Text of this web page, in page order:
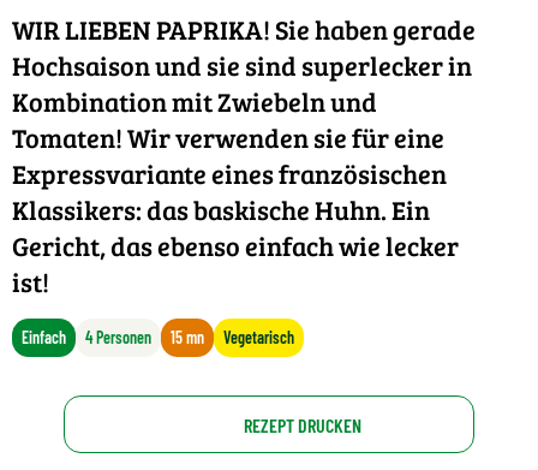
WIR LIEBEN PAPRIKA! Sie haben gerade
Hochsaison und sie sind superlecker in
Kombination mit Zwiebeln und
Tomaten! Wir verwenden sie für eine
Expressvariante eines französischen
Klassikers: das baskische Huhn. Ein
Gericht, das ebenso einfach wie lecker
ist!
Einfach 4 Personen 15 mn Vegetarisch
REZEPT DRUCKEN